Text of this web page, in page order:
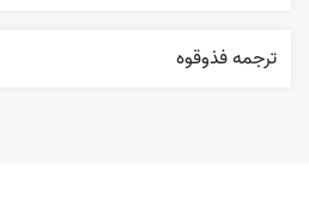
ترجمه فذوقوه